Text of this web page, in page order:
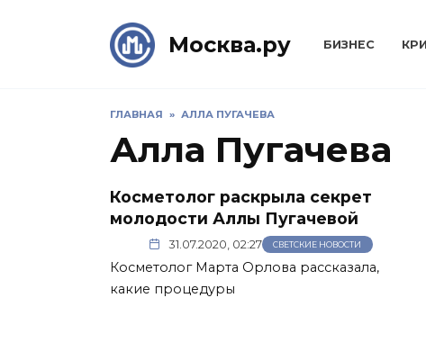
Москва.ру БИЗНЕС
ГЛАВНАЯ » АЛЛА ПУГАЧЕВА
Алла Пугачева
Косметолог раскрыла секрет
молодости Аллы Пугачевой
31.07.2020, 02:27 СВЕТСКИЕ НОВОСТИ
Косметолог Марта Орлова рассказала,
какие процедуры